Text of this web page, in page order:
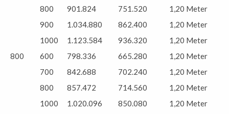
800
901.824 751.520
1,20 Meter
900
1.034.880 862.400
1,20 Meter
1000
1.123.584 936.320
1,20 Meter
800
600 798.336 665.280
1,20 Meter
700
842.688 702.240
1,20 Meter
800
857.472 714.560
1,20 Meter
1000
1.020.096 850.080
1,20 Meter